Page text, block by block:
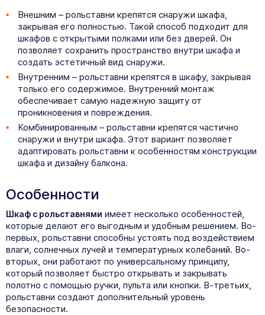
Внешним – рольставни крепятся снаружи шкафа,
закрывая его полностью. Такой способ подходит для
шкафов с открытыми полками или без дверей. Он
позволяет сохранить пространство внутри шкафа и
создать эстетичный вид снаружи.
Внутренним – рольставни крепятся в шкафу, закрывая
только его содержимое. Внутренний монтаж
обеспечивает самую надежную защиту от
проникновения и повреждения.
Комбинированным – рольставни крепятся частично
снаружи и внутри шкафа. Этот вариант позволяет
адаптировать рольставни к особенностям конструкции
шкафа и дизайну балкона.
Особенности
Шкаф с рольставнями имеет несколько особенностей,
которые делают его выгодным и удобным решением. Во-
первых, рольставни способны устоять под воздействием
влаги, солнечных лучей и температурных колебаний. Во-
вторых, они работают по универсальному принципу,
который позволяет быстро открывать и закрывать
полотно с помощью ручки, пульта или кнопки. В-третьих,
рольставни создают дополнительный уровень
безопасности.